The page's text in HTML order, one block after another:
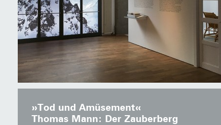
»Tod und Amüsement«
Thomas Mann: Der Zauberberg